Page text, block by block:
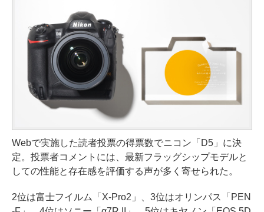
Webで実施した読者投票の得票数でニコン「D5」に決
定。投票者コメントには、最新フラッグシップモデルと
しての性能と存在感を評価する声が多く寄せられた。
2位は富士フイルム「X-Pro2」、3位はオリンパス「PEN